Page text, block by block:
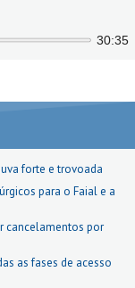
30:35
forte e trovoada
para o Faial e a
cancelamentos por
as fases de acesso